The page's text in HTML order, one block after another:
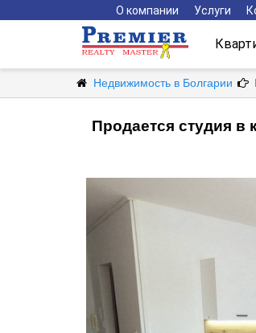
О компании Услуги
Недвижимость в Болгарии
Продается студия в